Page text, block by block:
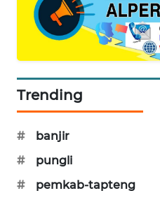
Trending
#
banjir
#
pungli
#
pemkab-tapteng
AKHLAK
ID
NEWS
ASA